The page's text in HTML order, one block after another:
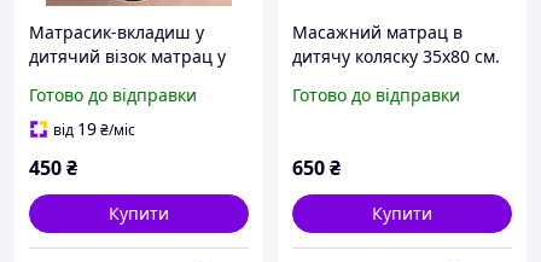
Матрасик-вкладиш у
дитячий візок матрац у
автокрісло чорного
кольору
Готово до відправки
від 19₴/міс
450₴
Купити
Масажний матрац в
дитячу коляску 35х80 см.
Готово до відправки
650₴
Купити